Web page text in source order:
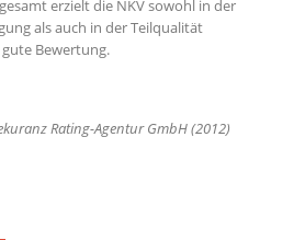
erzielt die NKV sowohl in der
als auch in der Teilqualität
Bewertung.
Rating-Agentur GmbH (2012)